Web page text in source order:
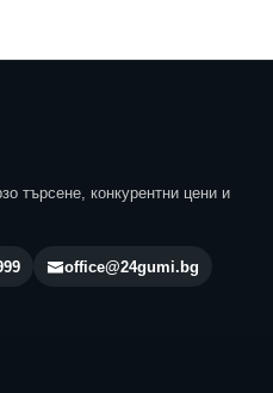
търсене, конкурентни цени и
office@24gumi.bg